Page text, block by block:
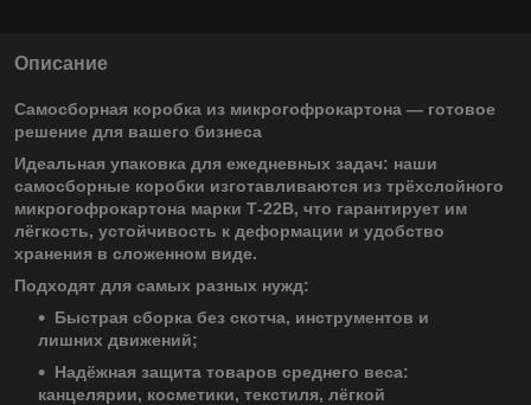
Описание
Самосборная коробка из микрогофрокартона — готовое
решение для вашего бизнеса
Идеальная упаковка для ежедневных задач: наши
самосборные коробки изготавливаются из трёхслойного
микрогофрокартона марки Т-22В, что гарантирует им
лёгкость, устойчивость к деформации и удобство
хранения в сложенном виде.
Подходят для самых разных нужд:
Быстрая сборка без скотча, инструментов и
лишних движений;
Надёжная защита товаров среднего веса:
канцелярии, косметики, текстиля, лёгкой